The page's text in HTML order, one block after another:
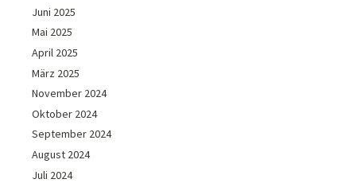
Juni 2025
Mai 2025
April 2025
März 2025
November 2024
Oktober 2024
September 2024
August 2024
Juli 2024